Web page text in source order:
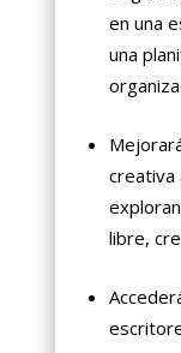
en una
una
creativa
libre,